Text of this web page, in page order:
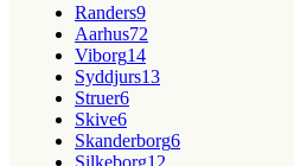
Randers9
Aarhus72
Viborg14
Syddjurs13
Struer6
Skive6
Skanderborg6
Silkeborg12